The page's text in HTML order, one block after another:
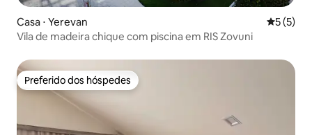
Casa ⋅ Yerevan 5 de
5 (5)
Vila de madeira chique com piscina em RIS Zovuni
Preferido dos hóspedes
Preferido dos hóspedes